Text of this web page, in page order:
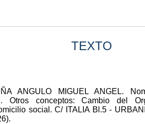
TEXTO
ANGULO MIGUEL ANGEL.
Otros conceptos: Cambio del
social. C/ ITALIA Bl.5 -